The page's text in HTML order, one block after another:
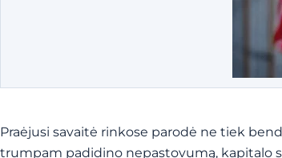
Praėjusi savaitė rinkose parodė ne tiek
trumpam padidino nepastovumą, kapitalo